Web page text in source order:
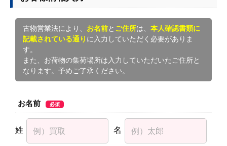
古物営業法により、 お名前と ご住所は、 本人確認書類に
記載されている通り に入力していただく必要がありま
す。
また、お荷物の集荷場所は入力していただいたご住所と
なります。予めご了承ください。
お名前 必須
姓 名